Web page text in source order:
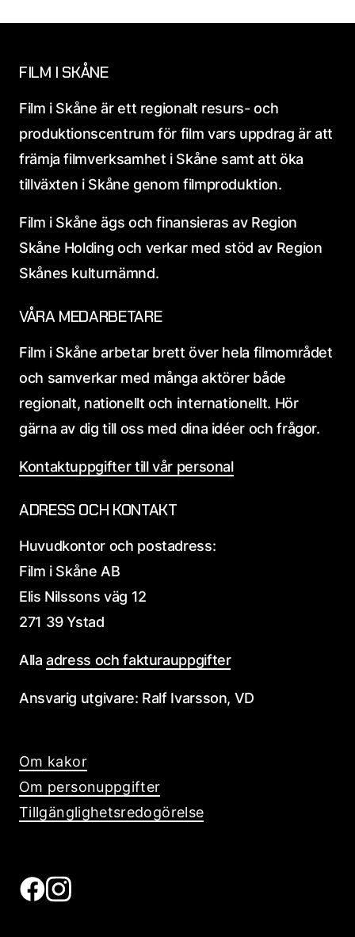
FILM I SKÅNE
Film i Skåne är ett regionalt resurs- och
produktionscentrum för film vars uppdrag är att
främja filmverksamhet i Skåne samt att öka
tillväxten i Skåne genom filmproduktion.
Film i Skåne ägs och finansieras av Region
Skåne Holding och verkar med stöd av Region
Skånes kulturnämnd.
VÅRA MEDARBETARE
Film i Skåne arbetar brett över hela filmområdet
och samverkar med många aktörer både
regionalt, nationellt och internationellt. Hör
gärna av dig till oss med dina idéer och frågor.
Kontaktuppgifter till vår personal
ADRESS OCH KONTAKT
Huvudkontor och postadress:
Film i Skåne AB
Elis Nilssons väg 12
271 39 Ystad
Allaadress och fakturauppgifter
Ansvarig utgivare: Ralf Ivarsson, VD
Om kakor
Om personuppgifter
Tillgänglighetsredogörelse